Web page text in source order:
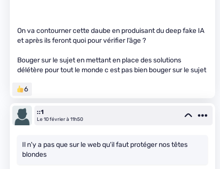
On va contourner cette daube en produisant du deep fake IA
et après ils feront quoi pour vérifier l’âge ?
Bouger sur le sujet en mettant en place des solutions
délétère pour tout le monde c est pas bien bouger sur le sujet
6
::1
Le 10 février à 11h50
Il n'y a pas que sur le web qu'il faut protéger nos têtes
blondes